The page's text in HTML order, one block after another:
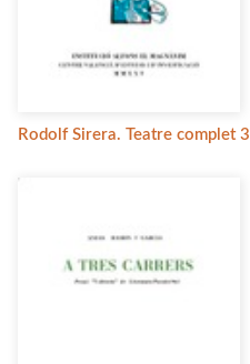
Rodolf Sirera. Teatre complet 3